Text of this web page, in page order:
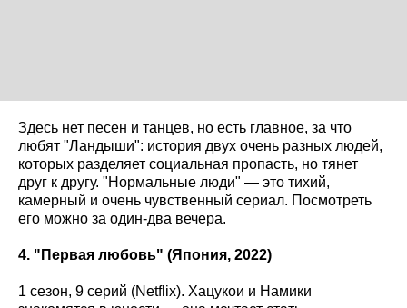
Здесь нет песен и танцев, но есть главное, за что
любят "Ландыши": история двух очень разных людей,
которых разделяет социальная пропасть, но тянет
друг к другу. "Нормальные люди" — это тихий,
камерный и очень чувственный сериал. Посмотреть
его можно за один-два вечера.
4. "Первая любовь" (Япония, 2022)
1 сезон, 9 серий (Netflix). Хацукои и Намики